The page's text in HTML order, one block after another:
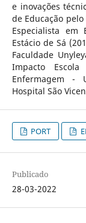
e inovações
de Educação
Especialista em
Estácio de Sá
Faculdade
Impacto
Enfermagem -
Hospital São
PORT
Publicado
28-03-2022